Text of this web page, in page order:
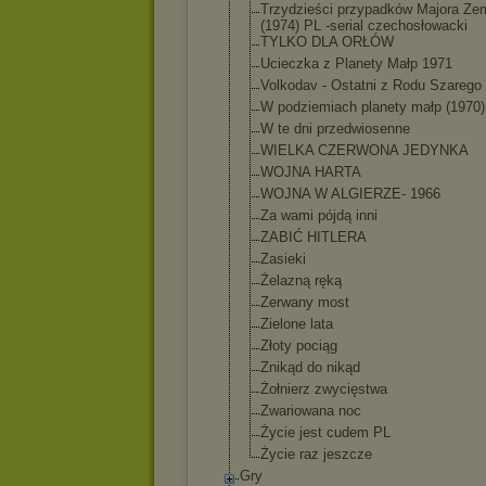
Trzydzieści przypadków Majora
(1974) PL -serial czechosłowacki
TYLKO DLA ORŁÓW
Ucieczka z Planety Małp 1971
Volkodav - Ostatni z Rodu Szarego
W podziemiach planety małp (1970)
W te dni przedwiosenne
WIELKA CZERWONA JEDYNKA
WOJNA HARTA
WOJNA W ALGIERZE- 1966
Za wami pójdą inni
ZABIĆ HITLERA
Zasieki
Żelazną ręką
Zerwany most
Zielone lata
Złoty pociąg
Znikąd do nikąd
Żołnierz zwycięstwa
Zwariowana noc
Życie jest cudem PL
Życie raz jeszcze
Gry